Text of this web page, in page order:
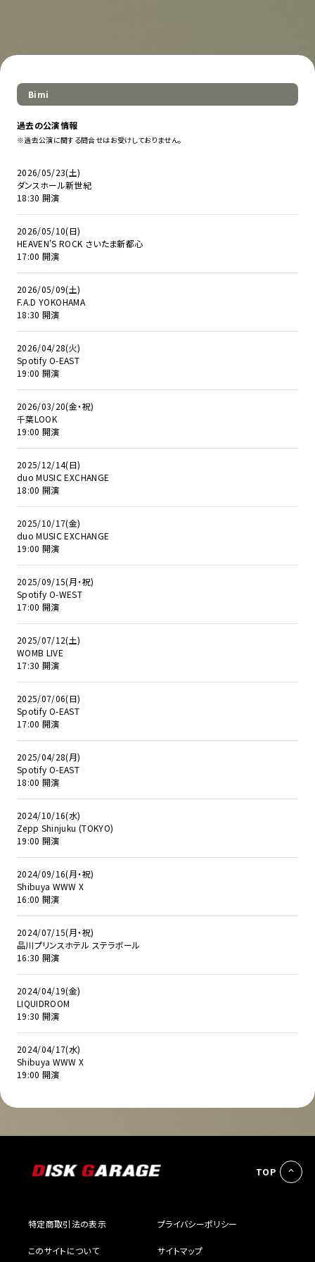
Bimi
過去の公演情報
※過去公演に関する問合せはお受けしておりません。
2026/05/23(土)
ダンスホール新世紀
18:30 開演
2026/05/10(日)
HEAVEN'S ROCK さいたま新都心
17:00 開演
2026/05/09(土)
F.A.D YOKOHAMA
18:30 開演
2026/04/28(火)
Spotify O-EAST
19:00 開演
2026/03/20(金・祝)
千葉LOOK
19:00 開演
2025/12/14(日)
duo MUSIC EXCHANGE
18:00 開演
2025/10/17(金)
duo MUSIC EXCHANGE
19:00 開演
2025/09/15(月・祝)
Spotify O-WEST
17:00 開演
2025/07/12(土)
WOMB LIVE
17:30 開演
2025/07/06(日)
Spotify O-EAST
17:00 開演
2025/04/28(月)
Spotify O-EAST
18:00 開演
2024/10/16(水)
Zepp Shinjuku (TOKYO)
19:00 開演
2024/09/16(月・祝)
Shibuya WWW X
16:00 開演
2024/07/15(月・祝)
品川プリンスホテル ステラボール
16:30 開演
2024/04/19(金)
LIQUIDROOM
19:30 開演
2024/04/17(水)
Shibuya WWW X
19:00 開演
TOP
特定商取引法の表示 プライバシーポリシー
このサイトについて サイトマップ